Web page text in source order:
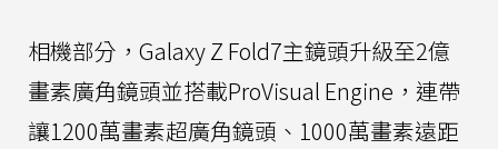
相機部分，Galaxy Z Fold7主鏡頭升級至2億
畫素廣角鏡頭並搭載ProVisual Engine，連帶
讓1200萬畫素超廣角鏡頭、1000萬畫素遠距